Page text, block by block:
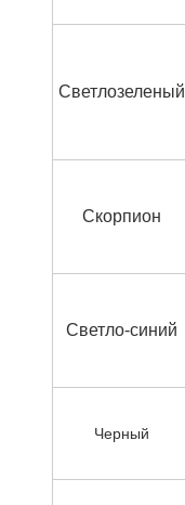
Светлозеленый
Скорпион
Светло-синий
Черный